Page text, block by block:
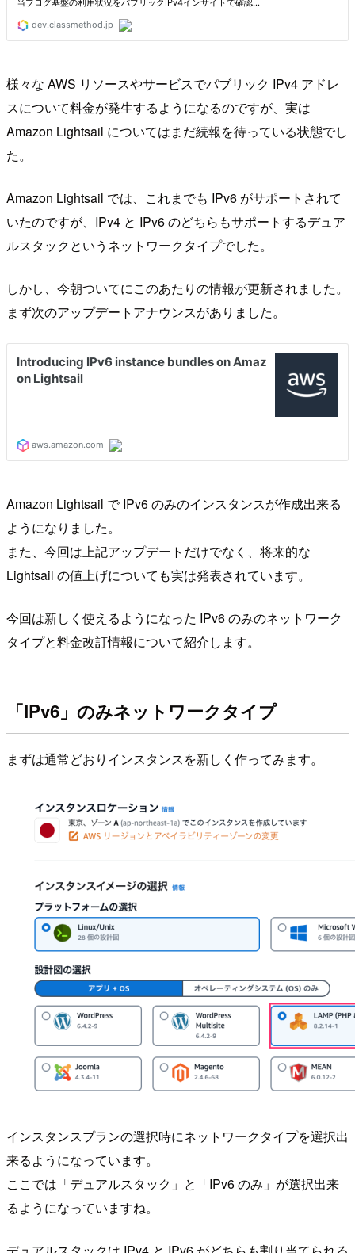
様々な AWS リソースやサービスでパブリック IPv4 アドレ
スについて料金が発生するようになるのですが、実は
Amazon Lightsail についてはまだ続報を待っている状態でし
た。
Amazon Lightsail では、これまでも IPv6 がサポートされて
いたのですが、IPv4 と IPv6 のどちらもサポートするデュア
ルスタックというネットワークタイプでした。
しかし、今朝ついてにこのあたりの情報が更新されました。
まず次のアップデートアナウンスがありました。
Amazon Lightsail で IPv6 のみのインスタンスが作成出来る
ようになりました。
また、今回は上記アップデートだけでなく、将来的な
Lightsail の値上げについても実は発表されています。
今回は新しく使えるようになった IPv6 のみのネットワーク
タイプと料金改訂情報について紹介します。
「IPv6」のみネットワークタイプ
まずは通常どおりインスタンスを新しく作ってみます。
インスタンスプランの選択時にネットワークタイプを選択出
来るようになっています。
ここでは「デュアルスタック」と「IPv6 のみ」が選択出来
るようになっていますね。